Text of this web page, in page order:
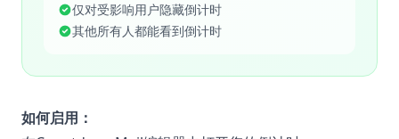
仅对受影响用户隐藏倒计时
其他所有人都能看到倒计时
如何启用：